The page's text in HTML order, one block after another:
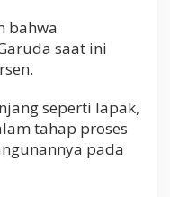
bahwa
saat ini
seperti lapak,
tahap proses
pada